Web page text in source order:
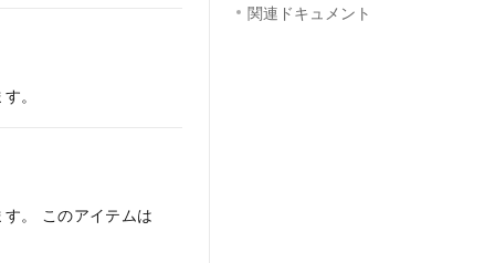
。
。 このアイテムは
関連ドキュメント